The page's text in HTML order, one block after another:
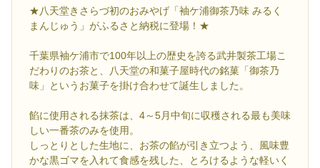
★八天堂きさらづ初のおみやげ「袖ケ浦御茶乃味 みるく
まんじゅう」がふるさと納税に登場！★
千葉県袖ケ浦市で100年以上の歴史を誇る武井製茶工場こ
だわりのお茶と、八天堂の和菓子屋時代の銘菓「御茶乃
味」というお菓子を掛け合わせて誕生しました。
餡に使用される抹茶は、4～5月中旬に収穫される最も美味
しい一番茶のみを使用。
しっとりとした生地に、お茶の餡が引き立つよう、風味豊
かな黒ゴマを入れて食感を残した、とろけるような軽いく